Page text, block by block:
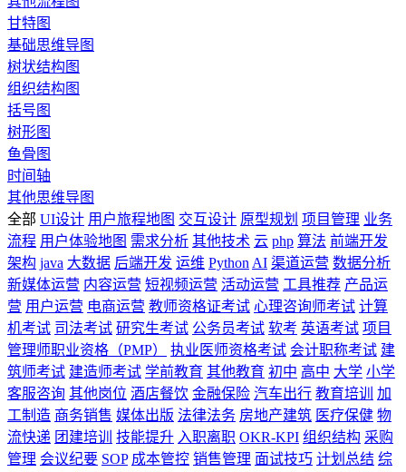
甘特图
基础思维导图
树状结构图
组织结构图
括号图
树形图
鱼骨图
时间轴
其他思维导图
全部 UI设计 用户旅程地图 交互设计 原型规划 项目管理 业务
流程 用户体验地图 需求分析 其他技术 云 php 算法 前端开发
架构 java 大数据 后端开发 运维 Python AI 渠道运营 数据分析
新媒体运营 内容运营 短视频运营 活动运营 工具推荐 产品运
营 用户运营 电商运营 教师资格证考试 心理咨询师考试 计算
机考试 司法考试 研究生考试 公务员考试 软考 英语考试 项目
管理师职业资格（PMP）
执业医师资格考试 会计职称考试 建
筑师考试 建造师考试 学前教育 其他教育 初中 高中 大学 小学
客服咨询 其他岗位 酒店餐饮 金融保险 汽车出行 教育培训
加
工制造 商务销售 媒体出版 法律法务 房地产建筑 医疗保健 物
流快递 团建培训 技能提升 入职离职 OKR-KPI 组织结构 采购
管理 会议纪要 SOP 成本管控 销售管理 面试技巧 计划总结 综